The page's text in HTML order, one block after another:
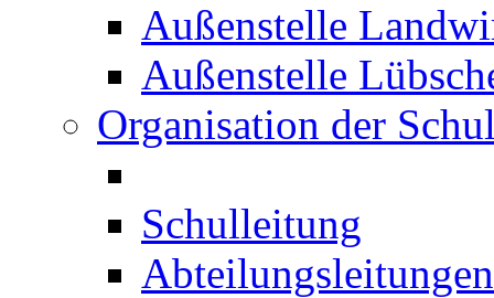
Außenstelle
Außenstelle
Organisation der
Schulleitung
Abteilungsleitungen